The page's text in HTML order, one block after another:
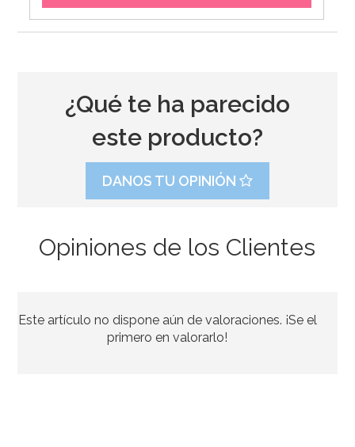
1,65€
¿Qué te ha parecido
este producto?
DANOS TU OPINIÓN
Opiniones de los Clientes
Este artículo no dispone aún de valoraciones. ¡Se el
primero en valorarlo!